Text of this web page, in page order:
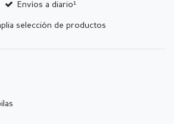
Envíos a diario¹
selección de productos